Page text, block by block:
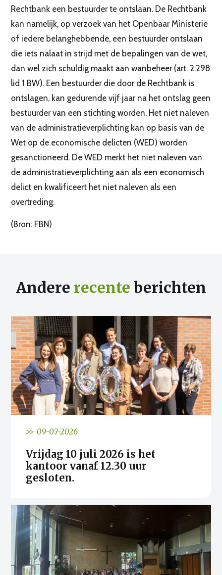
Rechtbank een bestuurder te ontslaan. De Rechtbank
kan namelijk, op verzoek van het Openbaar Ministerie
of iedere belanghebbende, een bestuurder ontslaan
die iets nalaat in strijd met de bepalingen van de wet,
dan wel zich schuldig maakt aan wanbeheer (art. 2:298
lid 1 BW). Een bestuurder die door de Rechtbank is
ontslagen, kan gedurende vijf jaar na het ontslag geen
bestuurder van een stichting worden. Het niet naleven
van de administratieverplichting kan op basis van de
Wet op de economische delicten (WED) worden
gesanctioneerd. De WED merkt het niet naleven van
de administratieverplichting aan als een economisch
delict en kwalificeert het niet naleven als een
overtreding.
(Bron: FBN)
Andere recente berichten
>> 09-07-2026
Vrijdag 10 juli 2026 is het
kantoor vanaf 12.30 uur
gesloten.